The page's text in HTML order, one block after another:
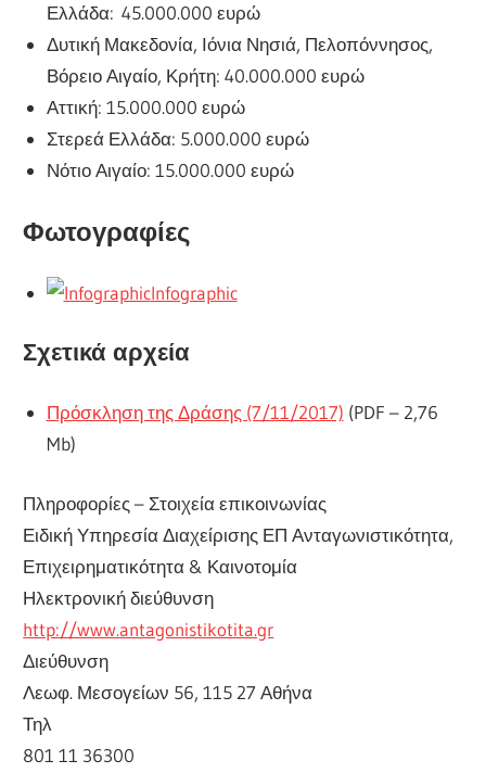
Ελλάδα: 45.000.000 ευρώ
Δυτική Μακεδονία, Ιόνια Νησιά, Πελοπόννησος,
Βόρειο Αιγαίο, Κρήτη: 40.000.000 ευρώ
Αττική: 15.000.000 ευρώ
Στερεά Ελλάδα: 5.000.000 ευρώ
Νότιο Αιγαίο: 15.000.000 ευρώ
Φωτογραφίες
Infographic
Σχετικά αρχεία
Πρόσκληση της Δράσης (7/11/2017) (PDF – 2,76
Mb)
Πληροφορίες – Στοιχεία επικοινωνίας
Ειδική Υπηρεσία Διαχείρισης ΕΠ Ανταγωνιστικότητα,
Επιχειρηματικότητα & Καινοτομία
Ηλεκτρονική διεύθυνση
http://www.antagonistikotita.gr
Διεύθυνση
Λεωφ. Μεσογείων 56, 115 27 Αθήνα
Τηλ
801 11 36300